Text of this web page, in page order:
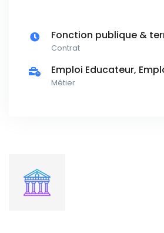
Fonction publique &
Contrat
Emploi Educateur,
Métier